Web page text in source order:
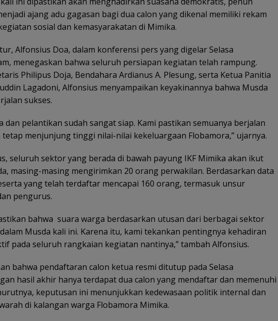
ajang adu gagasan bagi dua calon yang dikenal memiliki rekam
sosial dan kemasyarakatan di Mimika.
Alfonsius Doa, dalam konferensi pers yang digelar Selasa
menegaskan bahwa seluruh persiapan kegiatan telah rampung.
Philipus Doja, Bendahara Ardianus A. Plesung, serta Ketua Panitia
Lagadoni, Alfonsius menyampaikan keyakinannya bahwa Musda
sukses.
dan pelantikan sudah sangat siap. Kami pastikan semuanya berjalan
tetap menjunjung tinggi nilai-nilai kekeluargaan Flobamora,” ujarnya.
seluruh sektor yang berada di bawah payung IKF Mimika akan ikut
masing-masing mengirimkan 20 orang perwakilan. Berdasarkan data
yang telah terdaftar mencapai 160 orang, termasuk unsur
pengurus.
bahwa suara warga berdasarkan utusan dari berbagai sektor
Musda kali ini. Karena itu, kami tekankan pentingnya kehadiran
pada seluruh rangkaian kegiatan nantinya,” tambah Alfonsius.
bahwa pendaftaran calon ketua resmi ditutup pada Selasa
hasil akhir hanya terdapat dua calon yang mendaftar dan memenuhi
keputusan ini menunjukkan kedewasaan politik internal dan
di kalangan warga Flobamora Mimika.